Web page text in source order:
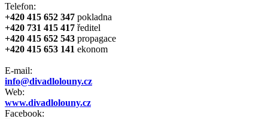
Telefon:
+420 415 652 347 pokladna
+420 731 415 417 ředitel
+420 415 652 543 propagace
+420 415 653 141 ekonom
E-mail:
info@divadlolouny.cz
Web:
www.divadlolouny.cz
Facebook: